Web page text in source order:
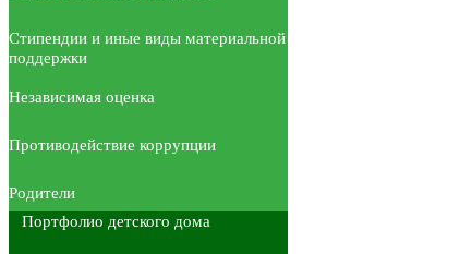
Стипендии и иные виды материальной
поддержки
Независимая оценка
Противодействие коррупции
Родители
Портфолио детского дома